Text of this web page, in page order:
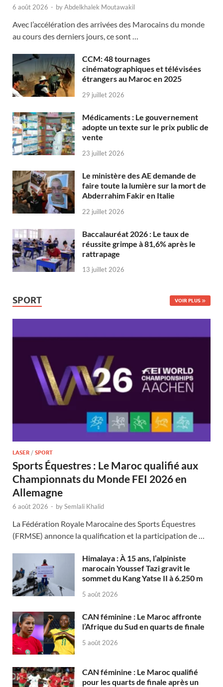
6 août 2026 - byAbdelkhalek Moutawakil
Avec l’accélération des arrivées des Marocains du monde
au cours des derniers jours, ce sont …
CCM: 48 tournages
cinématographiques et télévisées
étrangers au Maroc en 2025
29 juillet 2026
Médicaments : Le gouvernement
adopte un texte sur le prix public de
vente
23 juillet 2026
Le ministère des AE demande de
faire toute la lumière sur la mort de
Abderrahim Fakir en Italie
22 juillet 2026
Baccalauréat 2026 : Le taux de
réussite grimpe à 81,6% après le
rattrapage
13 juillet 2026
SPORT VOIR PLUS
LASER / SPORT
Sports Équestres : Le Maroc qualifié aux
Championnats du Monde FEI 2026 en
Allemagne
6 août 2026 - bySemlali Khalid
La Fédération Royale Marocaine des Sports Équestres
(FRMSE) annonce la qualification et la participation de …
Himalaya : À 15 ans, l’alpiniste
marocain Youssef Tazi gravit le
sommet du Kang Yatse II à 6.250 m
5 août 2026
CAN féminine : Le Maroc affronte
l’Afrique du Sud en quarts de finale
5 août 2026
CAN féminine : Le Maroc qualifié
pour les quarts de finale après un